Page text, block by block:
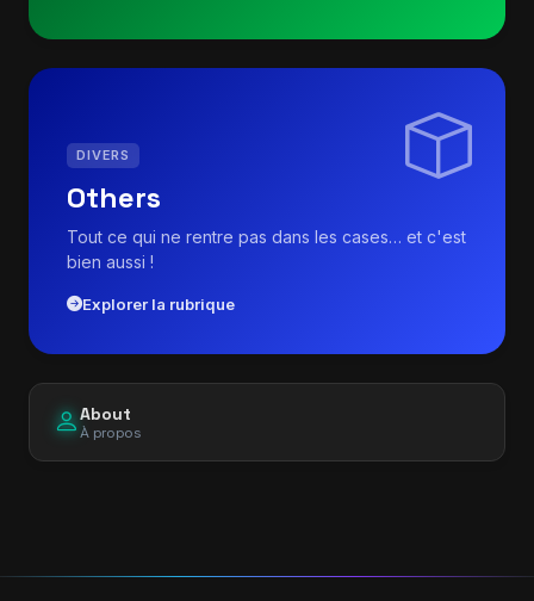
DIVERS
Others
Tout ce qui ne rentre pas dans les cases… et c'est
bien aussi !
Explorer la rubrique
About
À propos